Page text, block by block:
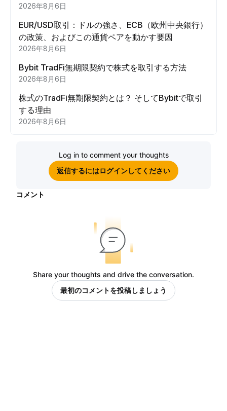
2026年8月6日
EUR/USD取引：ドルの強さ、ECB（欧州中央銀行）
の政策、およびこの通貨ペアを動かす要因
2026年8月6日
Bybit TradFi無期限契約で株式を取引する方法
2026年8月6日
株式のTradFi無期限契約とは？ そしてBybitで取引
する理由
2026年8月6日
Log in to comment your thoughts
返信するにはログインしてください
コメント
Share your thoughts and drive the conversation.
最初のコメントを投稿しましょう